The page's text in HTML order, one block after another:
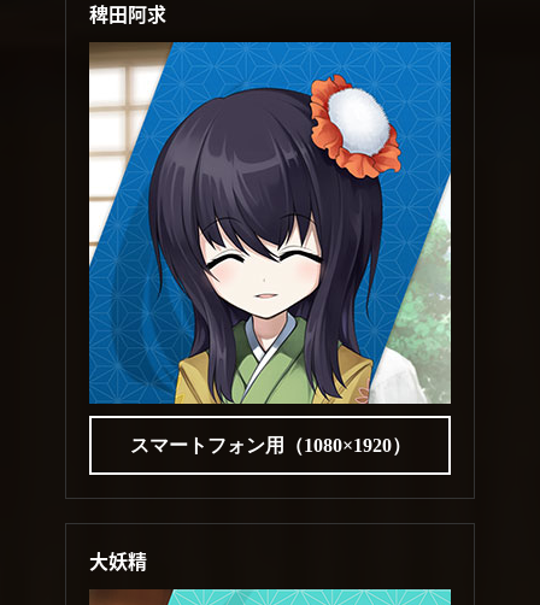
稗田阿求
スマートフォン用（1080×1920）
大妖精